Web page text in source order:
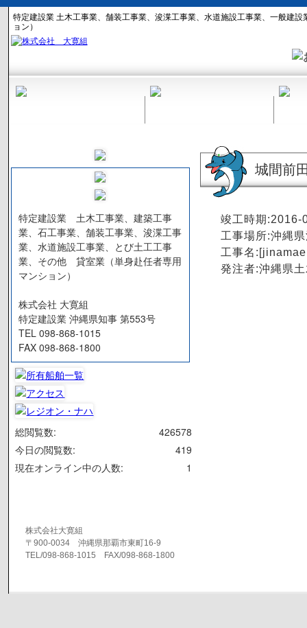
特定建設業 土木工事業、舗装工事業、浚渫工事業、水道施設工事業、一般建
ョン）
城間前
竣工時期:2016-
工事場所:沖縄
工事名
発注者:沖縄県
特定建設業 土木工事業、建築工事
業、石工事業、舗装工事業、浚渫工事
業、水道施設工事業、とび土工工事
業、その他 貸室業（単身赴任者専用
マンション）
株式会社 大寛組
特定建設業 沖縄県知事 第553号
TEL 098-868-1015
FAX 098-868-1800
426578
総閲覧数:
419
今日の閲覧数:
1
現在オンライン中の人数:
株式会社大寛組
〒900-0034 沖縄県那覇市東町16-9
TEL/098-868-1015 FAX/098-868-1800